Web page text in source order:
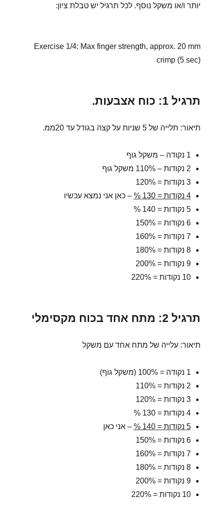
יותר ו/או משקל נוסף. לכל תרגיל יש טבלת ציון:
Exercise 1/4: Max finger strength, approx. 20 mm
crimp (5 sec)
תרגיל 1: כוח אצבעות.
תיאור: תלייה של 5 שניות על קצה בגודל עד 20ממ.
1 נקודה – משקל גוף
2 נקודות – 110% משקל גוף
3 נקודות = 120%
4 נקודות = 130 %
– כאן אני נמצא עכשיו
5 נקודות = 140 %
6 נקודות = 150%
7 נקודות = 160%
8 נקודות = 180%
9 נקודות = 200%
10 נקודות = 220%
תרגיל 2: מתח אחד בכוח מקסימלי
תיאור: עלייה של מתח אחד עם משקל
1 נקודה = 100% (משקל גוף)
2 נקודות = 110%
3 נקודות = 120%
4 נקודות = 130 %
5 נקודות = 140 %
– אני כאן
6 נקודות = 150%
7 נקודות = 160%
8 נקודות = 180%
9 נקודות = 200%
10 נקודות = 220%